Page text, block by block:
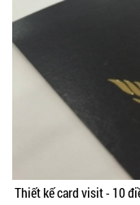
Thiết kế card visit - 10